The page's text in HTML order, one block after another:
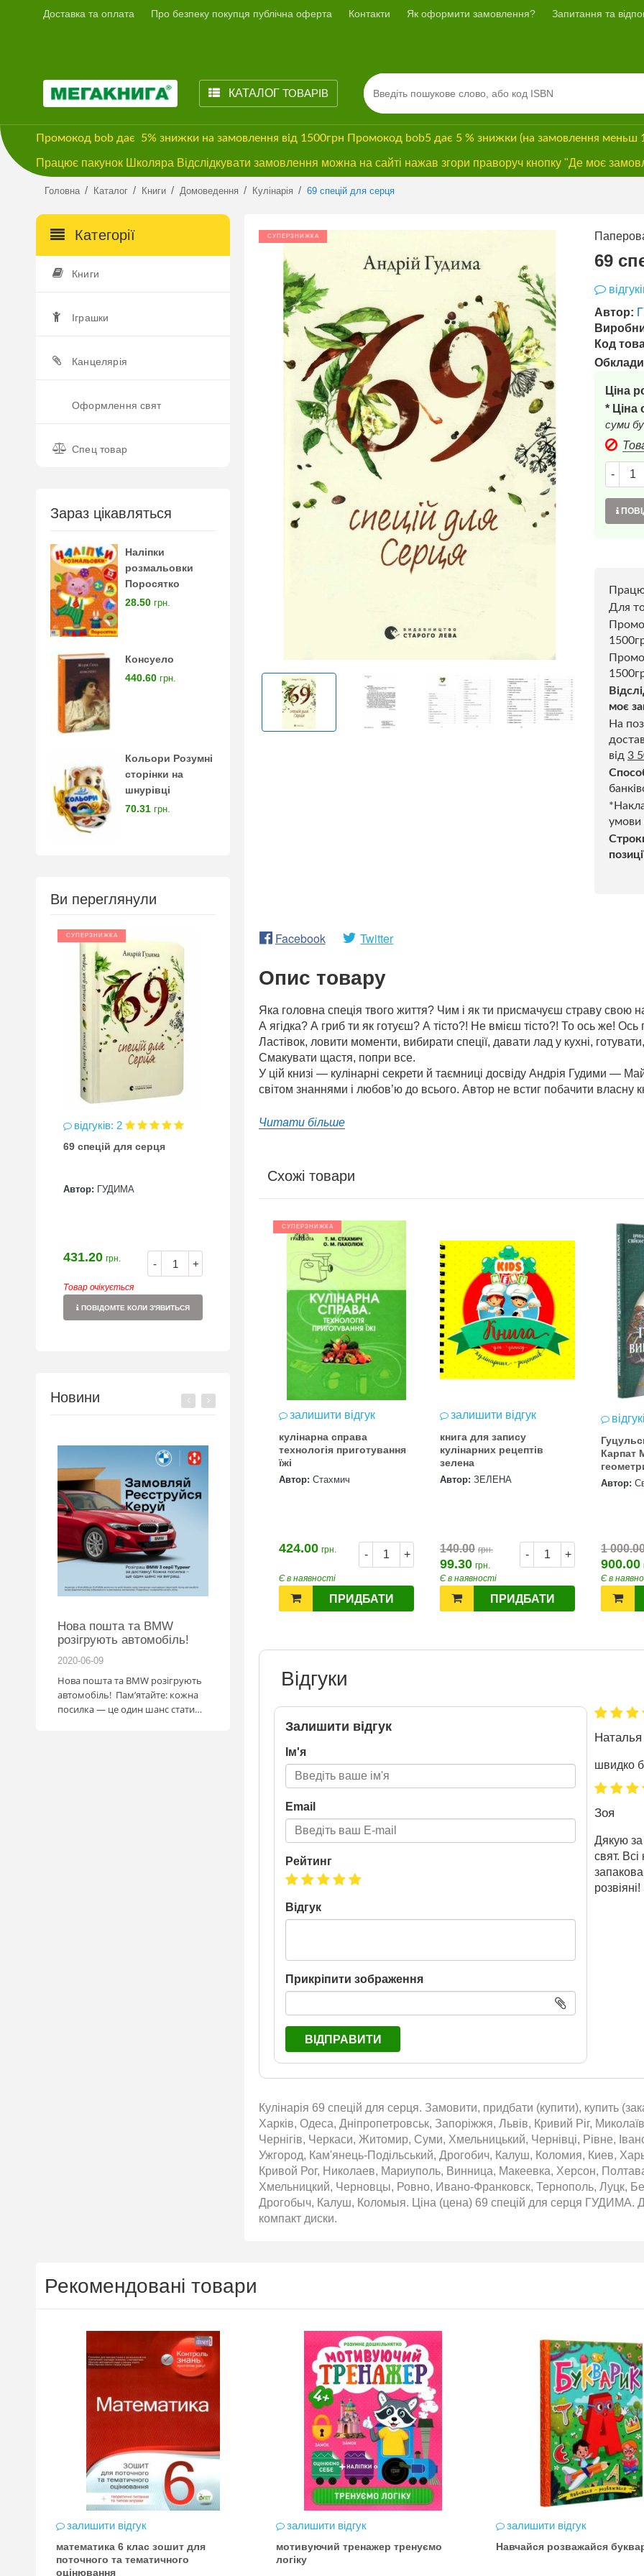
Доставка та оплата Про безпеку покупця публічна оферта Контакти Як оформити замовлення? Запитання та
КАТАЛОГТОВАРІВ
Промокод bob дає 5% знижки на замовлення від 1500грн Промокод bob5 дає 5 % знижки (на замовлення меньш
Працює пакунок Школяра Відслідкувати замовлення можна на сайті нажав згори праворуч кнопку "Де моє
Головна / Каталог / Книги / Домоведення / Кулінарія / 69 спецій для серця
Категорії
Книги
Іграшки
Канцелярія
Оформлення свят
Спец товар
Зараз цікавляться
Наліпки
розмальовки
Поросятко
28.50 грн.
Консуело
440.60 грн.
Кольори Розумні
сторінки на
шнурівці
70.31 грн.
Ви переглянули
СУПЕРЗНИЖКА
відгуків: 2
69 спецій для серця
Автор: ГУДИМА
- +
431.20 грн.
Товар очікується
ПОВІДОМТЕ КОЛИ З'ЯВИТЬСЯ
Новини
Нова пошта та BMW
розігрують автомобіль!
2020-06-09
Нова пошта та BMW розігрують
автомобіль! Пам’ятайте: кожна
посилка — це один шанс стати
СУПЕРЗНИЖКА СУПЕРЗНИЖКА
69
Автор:
Код
Ціна
* Ціна
суми
-
Для
моє
На
від 3
позиці
Facebook Twitter
Опис товару
Яка головна спеція твого життя? Чим і як ти присмачуєш страву свою
А ягідка? А гриб ти як готуєш? А тісто?! Не вмієш тісто?! То ось же!
Ластівок, ловити моменти, вибирати спеції, давати лад у кухні,
Смакувати щастя, попри все.
У цій книзі — кулінарні секрети й таємниці досвіду Андрія Гудими —
світом знаннями і любов’ю до всього. Автор не встиг побачити власну
Читати більше
Схожі товари
СУПЕРЗНИЖКА
залишити відгук
кулінарна справа
технологія приготування
їжі
Автор: Стахмич
- +
424.00 грн.
Є в наявності
ПРИДБАТИ
залишити відгук
книга для запису
кулінарних рецептів
зелена
Автор: ЗЕЛЕНА
- +
140.00 грн.
99.30 грн.
Є в наявності
ПРИДБАТИ
Карпат
і
Автор:
1
900.00
Є в
Відгуки
Залишити відгук
Ім'я
Email
Рейтинг
Відгук
Прикріпити зображення
ВІДПРАВИТИ
Наталья
швидко
Зоя
Дякую за
свят.
розвіяні!
Кулінарія 69 спецій для серця. Замовити, придбати (купити), купить
Харків, Одеса, Дніпропетровськ, Запоріжжя, Львів, Кривий Ріг,
Чернігів, Черкаси, Житомир, Суми, Хмельницький, Чернівці, Рівне,
Ужгород, Кам'янець-Подільський, Дрогобич, Калуш, Коломия, Киев,
Кривой Рог, Николаев, Мариуполь, Винница, Макеевка, Херсон,
Хмельницкий, Черновцы, Ровно, Ивано-Франковск, Тернополь, Луцк,
Дрогобыч, Калуш, Коломыя. Ціна (цена) 69 спецій для серця ГУДИМА.
компакт диски.
Рекомендовані товари
залишити відгук
математика 6 клас зошит для
поточного та тематичного
оцінювання
залишити відгук
мотивуючий тренажер тренуємо
логіку
залишити відгук
Навчайся розважайся